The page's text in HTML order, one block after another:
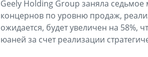
Geely Holding Group заняла
концернов по уровню продаж,
ожидается, будет увеличен на 58%,
юаней за счет реализации